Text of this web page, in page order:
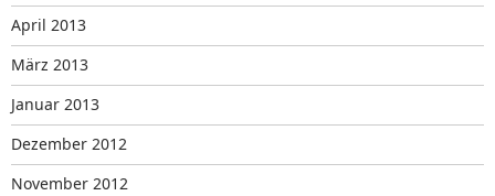
April 2013
März 2013
Januar 2013
Dezember 2012
November 2012